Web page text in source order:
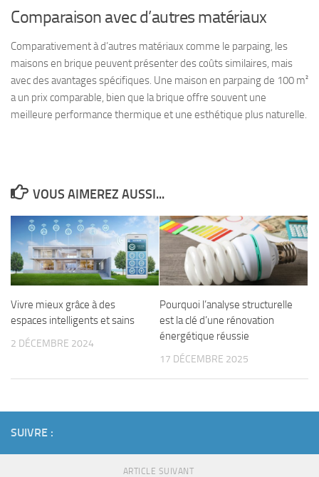
Comparaison avec d’autres matériaux
Comparativement à d’autres matériaux comme le parpaing, les
maisons en brique peuvent présenter des coûts similaires, mais
avec des avantages spécifiques. Une maison en parpaing de 100 m²
a un prix comparable, bien que la brique offre souvent une
meilleure performance thermique et une esthétique plus naturelle.
VOUS AIMEREZ AUSSI...
Vivre mieux grâce à des
espaces intelligents et sains
2 DÉCEMBRE 2024
Pourquoi l’analyse structurelle
est la clé d’une rénovation
énergétique réussie
17 DÉCEMBRE 2025
SUIVRE :
ARTICLE SUIVANT